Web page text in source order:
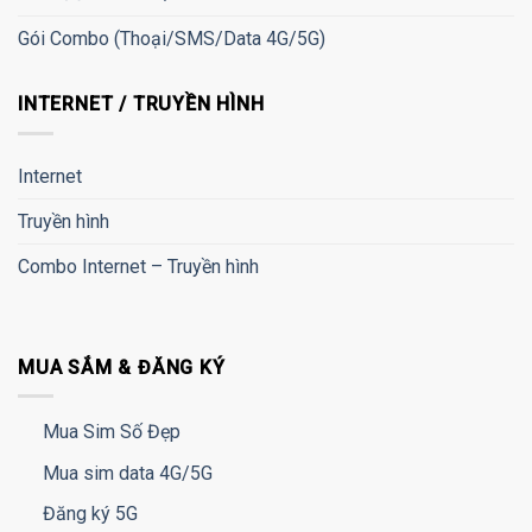
Gói Combo (Thoại/SMS/Data 4G/5G)
INTERNET / TRUYỀN HÌNH
Internet
Truyền hình
Combo Internet – Truyền hình
MUA SẮM & ĐĂNG KÝ
Mua Sim Số Đẹp
Mua sim data 4G/5G
Đăng ký 5G